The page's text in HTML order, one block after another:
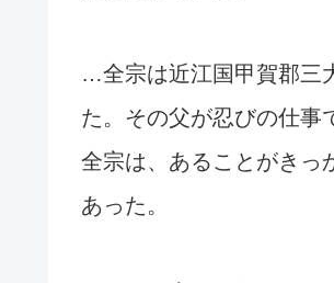
…全宗は近江国甲賀郡三
た。その父が忍びの仕事
全宗は、あることがきっ
あった。